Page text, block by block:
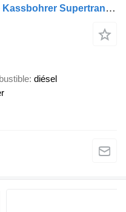
Mercedes-Benz Actros 1836 + Kassbohrer Supertrans 2008
diésel